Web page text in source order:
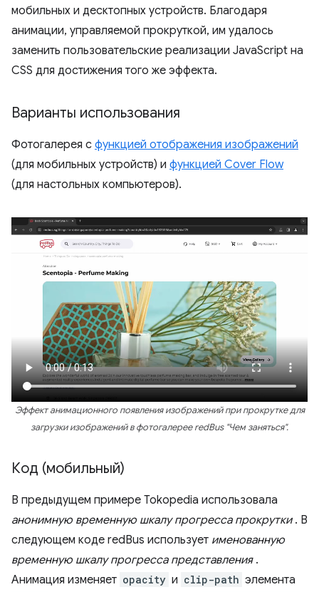
мобильных и десктопных устройств. Благодаря
анимации, управляемой прокруткой, им удалось
заменить пользовательские реализации JavaScript на
CSS для достижения того же эффекта.
Варианты использования
Фотогалерея с функцией отображения изображений
(для мобильных устройств) и функцией Cover Flow
(для настольных компьютеров).
Эффект анимационного появления изображений при прокрутке для
загрузки изображений в фотогалерее redBus "Чем заняться".
Код (мобильный)
В предыдущем примере Tokopedia использовала
анонимную временную шкалу прогресса прокрутки. В
следующем коде redBus использует именованную
временную шкалу прогресса представления.
Анимация изменяет opacity и clip-path элемента